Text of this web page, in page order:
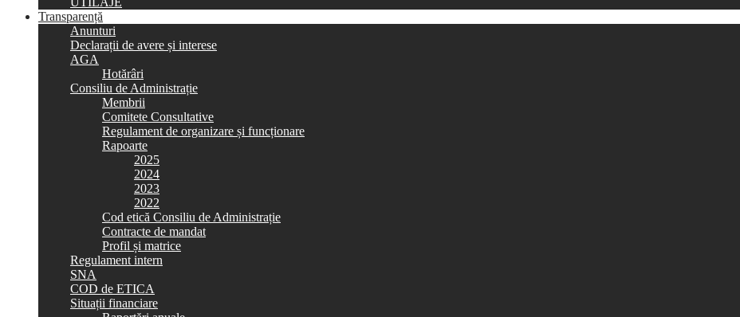
Transparență
Anunturi
Declarații de avere și interese
AGA
Hotărâri
Consiliu de Administrație
Membrii
Comitete Consultative
Regulament de organizare și funcționare
Rapoarte
2025
2024
2023
2022
Cod etică Consiliu de Administrație
Contracte de mandat
Profil și matrice
Regulament intern
SNA
COD de ETICA
Situații financiare